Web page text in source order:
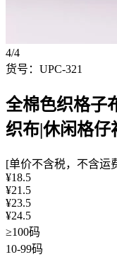
4/4
货号：UPC-321
全棉色织格子
织布|休闲格仔
[单价不含税，不含运
¥18.5
¥21.5
¥23.5
¥24.5
≥100码
10-99码